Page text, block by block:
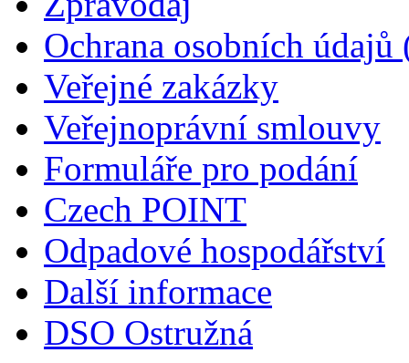
Ochrana osobních údajů
Veřejné zakázky
Veřejnoprávní smlouvy
Formuláře pro podání
Czech POINT
Odpadové hospodářství
Další informace
DSO Ostružná